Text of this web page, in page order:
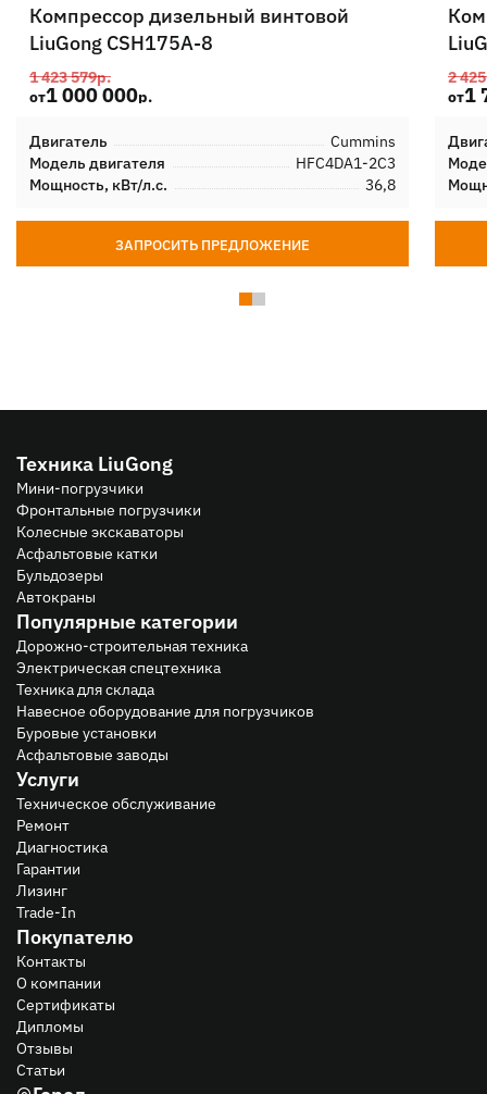
Компрессор дизельный винтовой
LiuGong CSH175A-8
1 423 579р.
от1 000 000р.
Двигатель Cummins
Модель двигателя HFC4DA1-2C3
Мощность, кВт/л.с. 36,8
ЗАПРОСИТЬ ПРЕДЛОЖЕНИЕ
2
от1
Техника LiuGong
Мини-погрузчики
Фронтальные погрузчики
Колесные экскаваторы
Асфальтовые катки
Бульдозеры
Автокраны
Популярные категории
Дорожно-строительная техника
Электрическая спецтехника
Техника для склада
Навесное оборудование для погрузчиков
Буровые установки
Асфальтовые заводы
Услуги
Техническое обслуживание
Ремонт
Диагностика
Гарантии
Лизинг
Trade-In
Покупателю
Контакты
О компании
Сертификаты
Дипломы
Отзывы
Статьи